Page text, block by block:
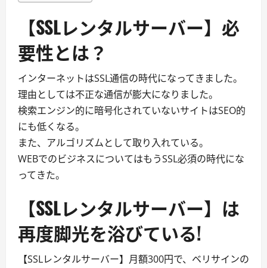
【SSLレンタルサーバー】必
要性とは？
インターネットはSSL通信の時代になってきました。
理由としては不正な通信が膨大になりました。
検索エンジン的に暗号化されていないサイトはSEO的
にも低くなる。
また、アルゴリズムとして取り入れている。
WEBでのビジネスについてはもうSSL必須の時代にな
ってきた。
【SSLレンタルサーバー】は
再度脚光を浴びている!
【SSLレンタルサーバー】月額300円で、ベリサインの